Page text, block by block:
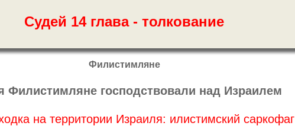
Судей 14 глава - толкование
Филистимляне
Филистимляне господствовали над Израилем
на территории Израиля: илистимский саркофаг